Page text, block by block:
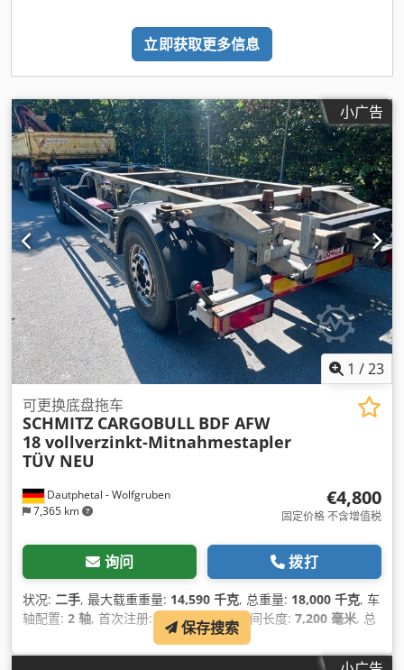
立即获取更多信息
小广告
1 /23
Dautphetal - Wolfgruben
7,365 km
可更换底盘拖车
SCHMITZ CARGOBULL BDF AFW
18 vollverzinkt-Mitnahmestapler
TÜV NEU
€4,800
固定价格 不含增值税
询问 拨打
状况: 二手, 最大载重重量: 14,590 千克, 总重量: 18,000 千克, 车
轴配置: 2 轴, 首次注册: 11/2006, 装载空间长度: 7,200 毫米, 总
, 总宽度: 2,440 毫米, 总高度:
防抱死制动系统 (ABS),
保存搜索